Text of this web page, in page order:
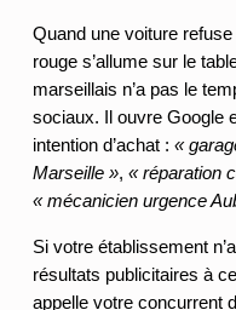
Quand une voiture
rouge s’allume sur le
marseillais n’a pas le
sociaux. Il ouvre Google
intention d’achat : «
Marseille », « réparation
« mécanicien urgence
Si votre établissement
résultats publicitaires à
appelle votre concurrent